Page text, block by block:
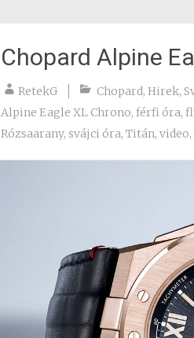
Chopard Alpine
RetekG Chopard, Hirek,
Alpine Eagle XL Chrono, férfi óra,
Rózsaarany, svájci óra, Titán, video,